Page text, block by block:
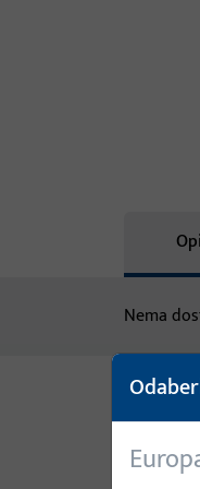
Nema
Za ovaj